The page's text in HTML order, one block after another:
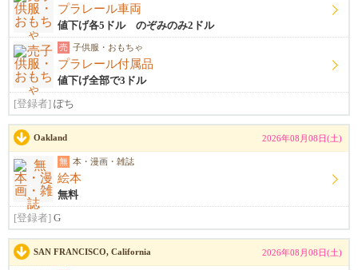
プラレール車両
値下げ各5ドル のぞみのみ2ドル
売 子供服・おもちゃ
プラレール付属品
値下げ全部で3ドル
[登録者] ぽち
Oakland 2026年08月08日(土)
無 本・漫画・雑誌
絵本
無料
[登録者] G
SAN FRANCISCO, California 2026年08月08日(土)